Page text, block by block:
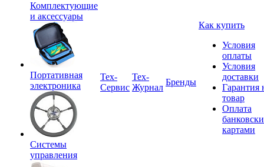
Комплектующие
и аксессуары
Портативная
электроника
Системы
управления
Tex-
Сервис
Тех-
Журнал
Бренды
Как купить
Условия
оплаты
Условия
доставки
Гарантия
товар
Оплата
картами